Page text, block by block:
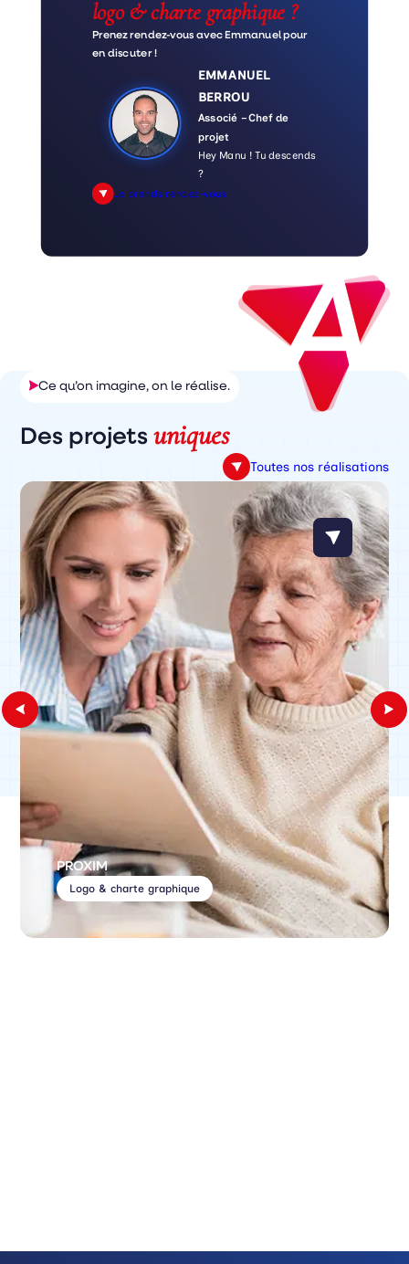
logo & charte graphique ?
Prenez rendez-vous avec Emmanuel pour
en discuter !
EMMANUEL
BERROU
Associé – Chef de
projet
Hey Manu ! Tu descends
?
Je prends rendez-vous
Ce qu’on imagine, on le réalise.
Des projetsuniques
Toutes nos réalisations
PROXIM
Logo & charte graphique